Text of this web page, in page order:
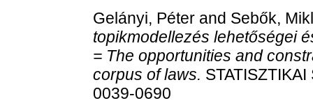
Gelányi, Péter and Sebők,
topikmodellezés lehetőségei
= The opportunities and
corpus of laws.
0039-0690